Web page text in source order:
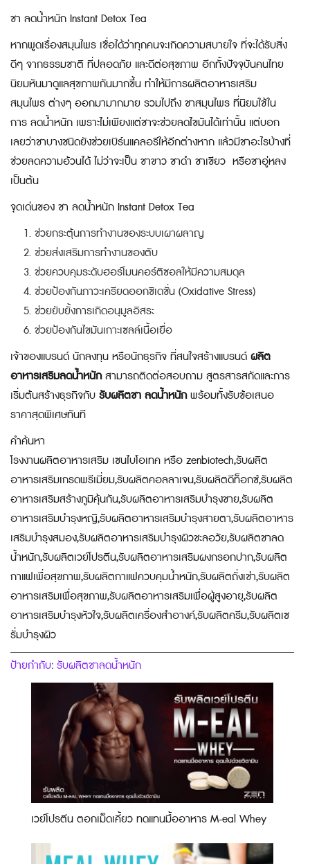
ชา ลดน้ำหนัก Instant Detox Tea
หากพูดเรื่องสมุนไพร เชื่อได้ว่าทุกคนจะเกิดความสบายใจ ที่จะได้รับสิ่ง
ดีๆ จากธรรมชาติ ที่ปลอดภัย และดีต่อสุขภาพ อีกทั้งปัจจุบันคนไทย
นิยมหันมาดูแลสุขภาพกันมากขึ้น ทำให้มีการผลิตอาหารเสริม
สมุนไพร ต่างๆ ออกมามากมาย รวมไปถึง ชาสมุนไพร ที่นิยมใช้ใน
การ ลดน้ำหนัก เพราะไม่เพียงแต่ชาจะช่วยลดไขมันได้เท่านั้น แต่บอก
เลยว่าชาบางชนิดยังช่วยเบิร์นแคลอรีให้อีกต่างหาก แล้วมีชาอะไรบ้างที่
ช่วยลดความอ้วนได้ ไม่ว่าจะเป็น ชาขาว ชาดำ ชาเขียว หรือชาอู่หลง
เป็นต้น
จุดเด่นของ ชา ลดน้ำหนัก Instant Detox Tea
ช่วยกระตุ้นการทำงานของระบบเผาผลาญ
ช่วยส่งเสริมการทำงานของตับ
ช่วยควบคุมระดับฮอร์โมนคอร์ติซอลให้มีความสมดุล
ช่วยป้องกันภาวะเครียดออกซิเดชั่น (Oxidative Stress)
ช่วยยับยั้งการเกิดอนุมูลอิสระ
ช่วยป้องกันไขมันเกาะเซลล์เนื้อเยื่อ
เจ้าของแบรนด์ นักลงทุน หรือนักธุรกิจ ที่สนใจสร้างแบรนด์ ผลิต
อาหารเสริมลดน้ำหนักสามารถติดต่อสอบถาม สูตรสารสกัดและการ
เริ่มต้นสร้างธุรกิจกับ รับผลิตชา ลดน้ำหนักพร้อมทั้งรับข้อเสนอ
ราคาสุดพิเศษทันที
คำค้นหา
โรงงานผลิตอาหารเสริม เซนไบโอเทค หรือ zenbiotech,รับผลิต
อาหารเสริมเกรดพรีเมี่ยม,รับผลิตคอลลาเจน,รับผลิตดีท็อกซ์,รับผลิต
อาหารเสริมสร้างภูมิคุ้นกัน,รับผลิตอาหารเสริมบำรุงชาย,รับผลิต
อาหารเสริมบำรุงหญิ,รับผลิตอาหารเสริมบำรุงสายตา,รับผลิตอาหาร
เสริมบำรุงสมอง,รับผลิตอาหารเสริมบำรุงผิวชะลอวัย,รับผลิตชาลด
น้ำหนัก,รับผลิตเวย์โปรตีน,รับผลิตอาหารเสริมผงกรอกปาก,รับผลิต
กาแฟเพื่อสุขภาพ,รับผลิตกาแฟควบคุมน้ำหนัก,รับผลิตถั่งเช่า,รับผลิต
อาหารเสริมเพื่อสุขภาพ,รับผลิตอาหารเสริมเพื่อผู้สูงอายุ,รับผลิต
อาหารเสริมบำรุงหัวใจ,รับผลิตเครื่องสำอางค์,รับผลิตครีม,รับผลิตเซ
รั่มบำรุงผิว
ป้ายกำกับ: รับผลิตชาลดน้ำหนัก
เวย์โปรตีน ตอกเม็ดเคี้ยว ทดแทนมื้ออาหาร M-eal Whey